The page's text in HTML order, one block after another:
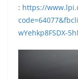
: https://
wYehkp8FSDX-